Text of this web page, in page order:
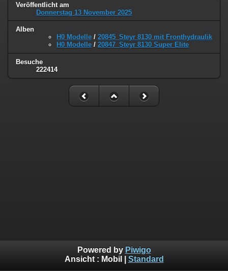
Veröffentlicht am
Donnerstag 13 November 2025
Alben
H0 Modelle / 20845_Steyr 8130 mit Fronthydraulik
H0 Modelle / 20847_Steyr 8130 Super Elite
Besuche
222414
Powered by Piwigo
Ansicht : Mobil Standard